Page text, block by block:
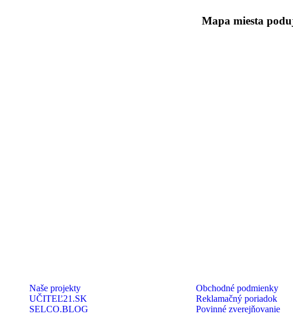
Mapa miesta
Naše projekty
UČITEĽ21.SK
SELCO.BLOG
Obchodné podmienky
Reklamačný poriadok
Povinné zverejňovanie